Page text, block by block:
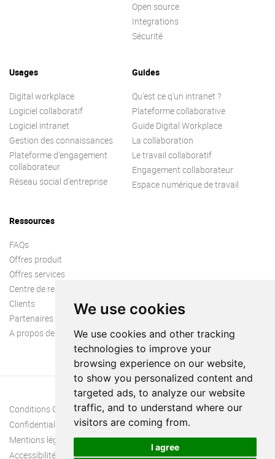
We use cookies
We use cookies and other tracking
technologies to improve your
browsing experience on our website,
to show you personalized content and
targeted ads, to analyze our website
traffic, and to understand where our
visitors are coming from.
I agree
Open source
Integrations
Sécurité
Usages
Digital workplace
Logiciel collaboratif
Logiciel intranet
Gestion des connaissances
Plateforme d’engagement
collaborateur
Réseau social d’entreprise
Guides
Qu’est ce q’un intranet ?
Plateforme collaborative
Guide Digital Workplace
La collaboration
Le travail collaboratif
Engagement collaborateur
Espace numérique de travail
Ressources
FAQs
Offres produit
Offres services
Centre de ressources
Clients
Partenaires
A propos de nous
Conditions Générales
Confidentialité
Mentions légales
Accessibilité